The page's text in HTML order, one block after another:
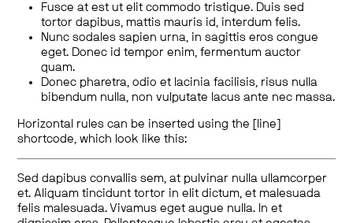
Fusce at est ut elit commodo tristique. Duis sed
tortor dapibus, mattis mauris id, interdum felis.
Nunc sodales sapien urna, in sagittis eros congue
eget. Donec id tempor enim, fermentum auctor
quam.
Donec pharetra, odio et lacinia facilisis, risus nulla
bibendum nulla, non vulputate lacus ante nec massa.
Horizontal rules can be inserted using the [line]
shortcode, which look like this:
Sed dapibus convallis sem, at pulvinar nulla ullamcorper
et. Aliquam tincidunt tortor in elit dictum, et malesuada
felis malesuada. Vivamus eget augue nulla. In et